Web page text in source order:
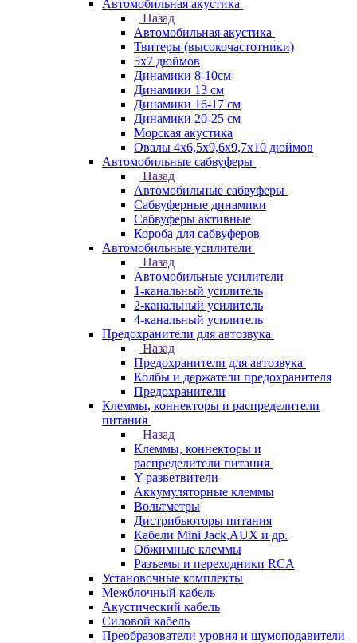
Автомобильная акустика
Назад
Автомобильная акустика
Твитеры (высокочастотники)
5x7 дюймов
Динамики 8-10см
Динамики 13 см
Динамики 16-17 см
Динамики 20-25 см
Морская акустика
Овалы 4х6,5х9,6x9,7х10 дюймов
Автомобильные сабвуферы
Назад
Автомобильные сабвуферы
Сабвуферные динамики
Сабвуферы активные
Короба для сабвуферов
Автомобильные усилители
Назад
Автомобильные усилители
1-канальный усилитель
2-канальный усилитель
4-канальный усилитель
Предохранители для автозвука
Назад
Предохранители для автозвука
Колбы и держатели предохранителя
Предохранители
Клеммы, коннекторы и распределители
питания
Назад
Клеммы, коннекторы и
распределители питания
Y-разветвители
Аккумуляторные клеммы
Вольтметры
Дистрибьюторы питания
Кабели Mini Jack,AUX и др.
Обжимные клеммы
Разъемы и переходники RCA
Установочные комплекты
Межблочный кабель
Акустический кабель
Силовой кабель
Преобразователи уровня и шумоподавители